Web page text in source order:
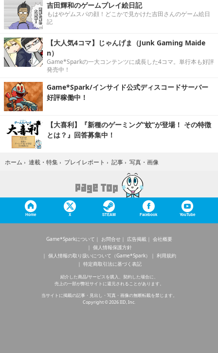
吉田輝和のゲームプレイ絵日記
もはやゲムスパの顔！どこかで見かけた吉田さんのゲーム絵日
記
【大人気4コマ】じゃんげま（Junk Gaming Maide
n）
Game*Sparkの一大コンテンツに成長した4コマ。単行本も好評
発売中！
Game*Spark/インサイド公式ディスコードサーバー
好評稼働中！
【大喜利】『新種のゲーミング“蚊”が登場！ その特徴
とは？』回答募集中！
ホーム › 連載・特集 › プレイレポート › 記事 › 写真・画像
Home X STEAM Facebook YouTube
Game*Sparkについて お問合せ 広告掲載
会社概要
個人情報保護方針
個人情報の取り扱いについて（Game*Spark）
利用規約
特定商取引法に基づく表記
紹介した商品/サービスを購入、契約した場合に、
売上の一部が弊社サイトに還元されることがあります。
当サイトに掲載の記事・見出し・写真・画像の無断転載を禁じます。
Copyright © 2026 IID, Inc.